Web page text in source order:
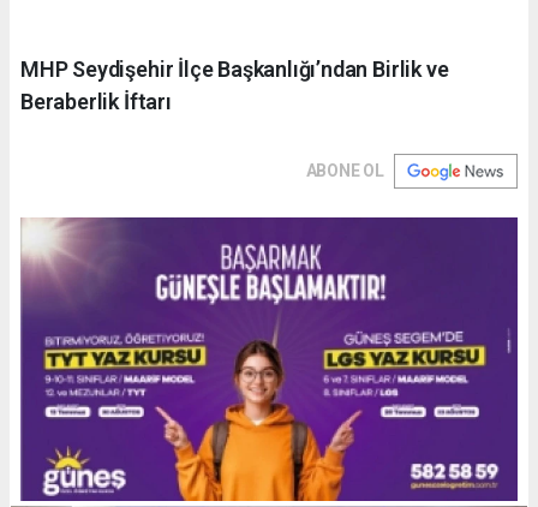
MHP Seydişehir İlçe Başkanlığı’ndan Birlik ve
Beraberlik İftarı
ABONE OL